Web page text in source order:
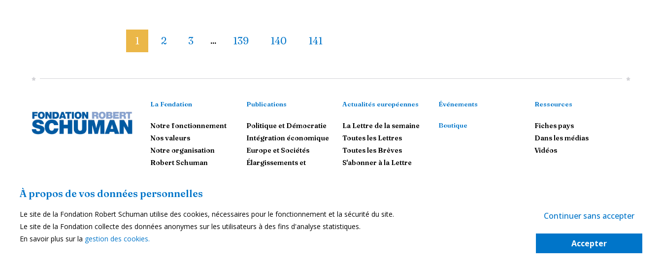
À propos de vos données personnelles
Le site de la Fondation Robert Schuman utilise des cookies, nécessaires pour le fonctionnement et la sécurité du site.
Le site de la Fondation collecte des données anonymes sur les utilisateurs à des fins d'analyse statistiques.
En savoir plus sur la gestion des cookies.
Continuer sans accepter
Accepter
1 2 3 ... 139 140 141
La Fondation
Notre fonctionnement
Nos valeurs
Notre organisation
Robert Schuman
Publications
Politique et Démocratie
Intégration économique
Europe et Sociétés
Élargissements et
Actualités européennes
La Lettre de la semaine
Toutes les Lettres
Toutes les Brèves
S'abonner à la Lettre
Événements
Boutique
Ressources
Fiches pays
Dans les médias
Vidéos
S'abonner
Nous soutenir
Gestion des cookies